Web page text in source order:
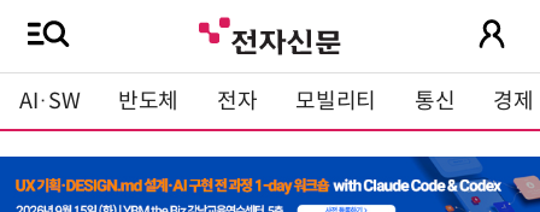
AI·SW 반도체 전자 모빌리티 통신 경제